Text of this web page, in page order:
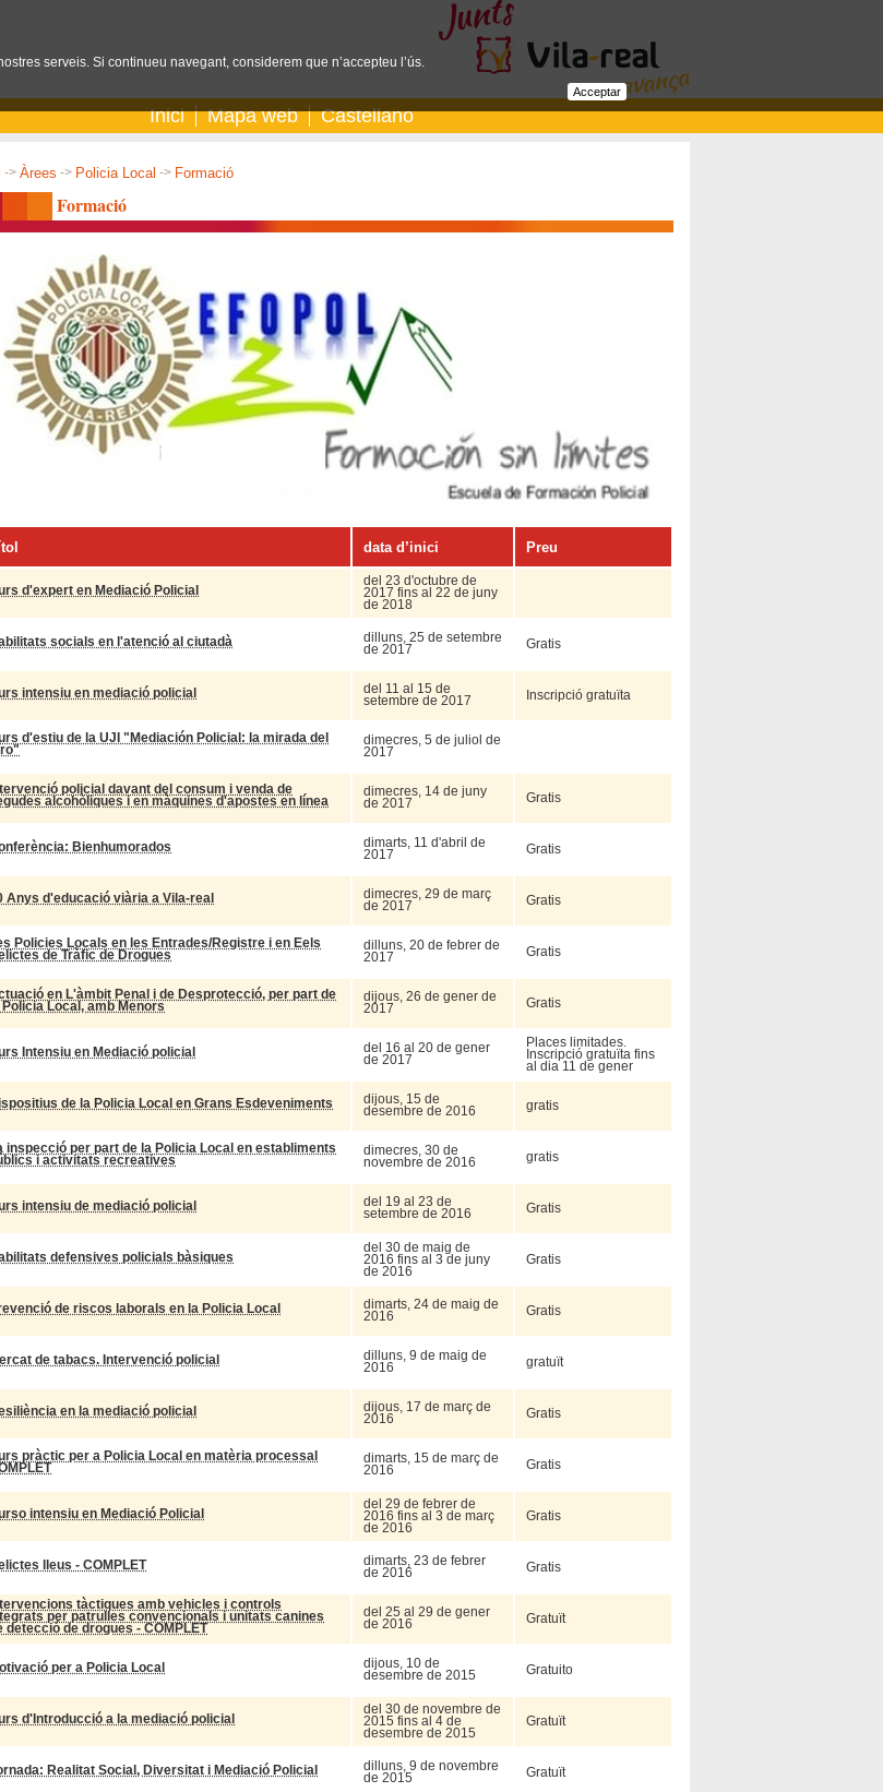
Inici Mapa web Castellano
-> Àrees -> Policia Local -> Formació
Formació
data d’inici Preu
d'expert en Mediació Policial
del 23 d'octubre de
2017 fins al 22 de juny
de 2018
socials en l'atenció al ciutadà dilluns, 25 de setembre
de 2017 Gratis
intensiu en mediació policial del 11 al 15 de
setembre de 2017 Inscripció gratuïta
d'estiu de la UJI "Mediación Policial: la mirada del dimecres, 5 de juliol de
2017
policial davant del consum i venda de
alcohòliques i en màquines d'apostes en línea
dimecres, 14 de juny
de 2017 Gratis
Bienhumorados dimarts, 11 d'abril de
2017 Gratis
Anys d'educació viària a Vila-real dimecres, 29 de març
de 2017 Gratis
Policies Locals en les Entrades/Registre i en Eels
de Tràfic de Drogues
dilluns, 20 de febrer de
2017 Gratis
en L'àmbit Penal i de Desprotecció, per part de
Policia Local, amb Menors
dijous, 26 de gener de
2017 Gratis
Intensiu en Mediació policial del 16 al 20 de gener
de 2017
Places limitades.
Inscripció gratuïta fins
al dia 11 de gener
de la Policia Local en Grans Esdeveniments dijous, 15 de
desembre de 2016 gratis
inspecció per part de la Policia Local en establiments
i activitats recreatives
dimecres, 30 de
novembre de 2016 gratis
intensiu de mediació policial del 19 al 23 de
setembre de 2016 Gratis
defensives policials bàsiques
del 30 de maig de
2016 fins al 3 de juny
de 2016
Gratis
de riscos laborals en la Policia Local dimarts, 24 de maig de
2016 Gratis
de tabacs. Intervenció policial dilluns, 9 de maig de
2016 gratuït
en la mediació policial dijous, 17 de març de
2016 Gratis
pràctic per a Policia Local en matèria processal dimarts, 15 de març de
2016 Gratis
intensiu en Mediació Policial
del 29 de febrer de
2016 fins al 3 de març
de 2016
Gratis
lleus - COMPLET dimarts, 23 de febrer
de 2016 Gratis
tàctiques amb vehicles i controls
per patrulles convencionals i unitats canines
detecció de drogues - COMPLET
del 25 al 29 de gener
de 2016 Gratuït
per a Policia Local dijous, 10 de
desembre de 2015 Gratuito
d'Introducció a la mediació policial
del 30 de novembre de
2015 fins al 4 de
desembre de 2015
Gratuït
Realitat Social, Diversitat i Mediació Policial dilluns, 9 de novembre
de 2015 Gratuït
serveis. Si continueu navegant, considerem que n’accepteu l’ús.
Acceptar